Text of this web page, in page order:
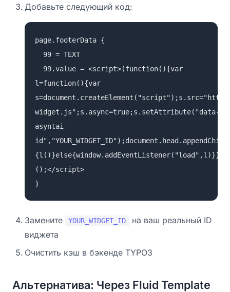
Добавьте следующий код:
page.footerData {
99 = TEXT
99.value = <script>(function(){var
l=function(){var
widget.js";s.async=true;s.setAttribute("data-
asyntai-
{l()}else{window.addEventListener("load",l)}})
();</script>
}
Замените YOUR_WIDGET_ID
на ваш реальный ID
виджета
Очистить кэш в бэкенде TYPO3
Альтернатива: Через Fluid Template